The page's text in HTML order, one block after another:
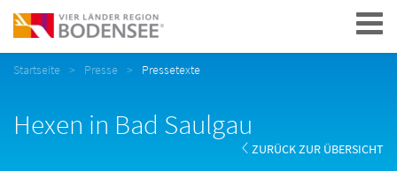
Navigation
Startseite Presse Pressetexte
Hexen in Bad Saulgau
ZURÜCK ZUR ÜBERSICHT